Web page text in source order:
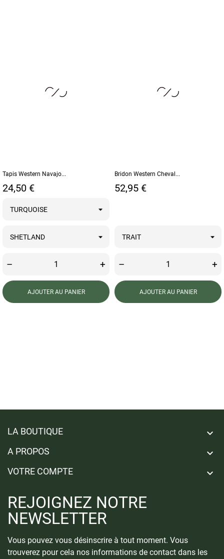
Tapis Western Navajo...
Prix
24,50 €
– +
AJOUTER AU PANIER
Bridon Western Cheval...
Prix
52,95 €
– +
AJOUTER AU PANIER
LA BOUTIQUE 
A PROPOS 
VOTRE COMPTE 
REJOIGNEZ NOTRE
NEWSLETTER
Vous pouvez vous désinscrire à tout moment. Vous
trouverez pour cela nos informations de contact dans les